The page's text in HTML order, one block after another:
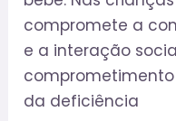
compromete a
e a interação
da deficiência